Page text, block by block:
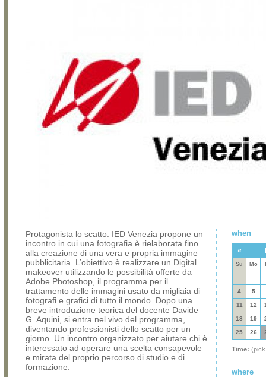
Protagonista lo scatto. IED Venezia propone un
incontro in cui una fotografia è rielaborata fino
alla creazione di una vera e propria immagine
pubblicitaria. L’obiettivo è realizzare un Digital
makeover utilizzando le possibilità offerte da
Adobe Photoshop, il programma per il
trattamento delle immagini usato da migliaia di
fotografi e grafici di tutto il mondo. Dopo una
breve introduzione teorica del docente Davide
G. Aquini, si entra nel vivo del programma,
diventando professionisti dello scatto per un
giorno. Un incontro organizzato per aiutare chi è
interessato ad operare una scelta consapevole
e mirata del proprio percorso di studio e di
formazione.
when
«
Su Mo
4 5
11 12
18 19
25 26
Time:
where